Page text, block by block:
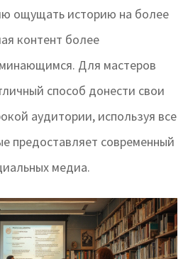
ощущать историю на более
контент более
Для мастеров
способ донести свои
аудитории, используя все
предоставляет современный
медиа.